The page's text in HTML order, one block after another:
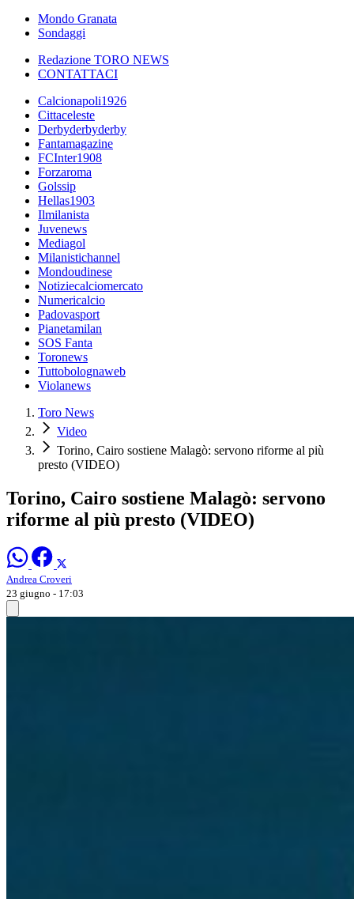
Mondo Granata
Sondaggi
Redazione TORO NEWS
CONTATTACI
Calcionapoli1926
Cittaceleste
Derbyderbyderby
Fantamagazine
FCInter1908
Forzaroma
Golssip
Hellas1903
Ilmilanista
Juvenews
Mediagol
Milanistichannel
Mondoudinese
Notiziecalciomercato
Numericalcio
Padovasport
Pianetamilan
SOS Fanta
Toronews
Tuttobolognaweb
Violanews
Toro News
Video
Torino, Cairo sostiene Malagò: servono riforme al più
presto (VIDEO)
Torino, Cairo sostiene Malagò: servono
riforme al più presto (VIDEO)
Andrea Croveri
23 giugno - 17:03